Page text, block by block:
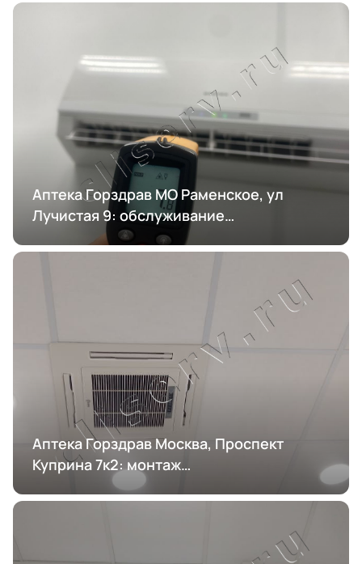
Аптека Горздрав МО Раменское, ул
Лучистая 9: обслуживание
кондиционирования
Аптека Горздрав Москва, Проспект
Куприна 7к2: монтаж
кондиционирования